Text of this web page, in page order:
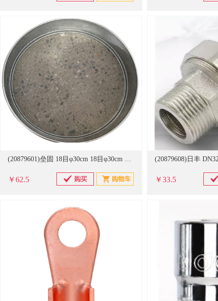
(20879601)垒固 18目φ30cm 18目φ30cm 标准筛(单位：个)
￥62.5 ￥33.5